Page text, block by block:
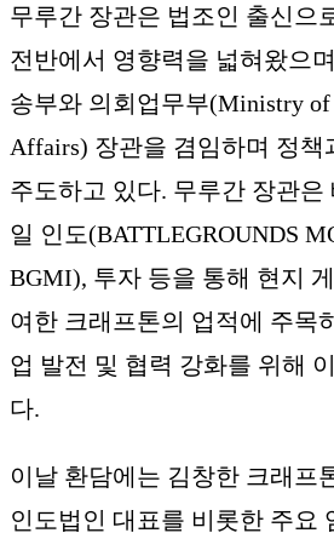
무루간 장관은 법조인 출신으
전반에서 영향력을 넓혀왔으
송부와 의회업무부(Ministry of
Affairs) 장관을 겸임하며 정책
주도하고 있다. 무루간 장관
일 인도(BATTLEGROUNDS
BGMI), 투자 등을 통해 현지
여한 크래프톤의 업적에 주목
업 발전 및 협력 강화를 위해
다.
이날 환담에는 김창한 크래프
인도법인 대표를 비롯한 주요